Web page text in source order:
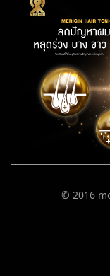
© 2016